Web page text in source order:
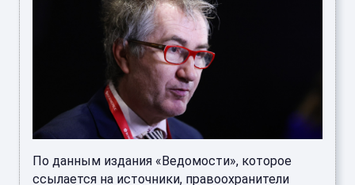
По данным издания «Ведомости», которое
ссылается на источники, правоохранители